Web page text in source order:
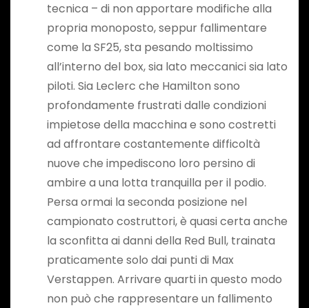
tecnica – di non apportare modifiche alla
propria monoposto, seppur fallimentare
come la SF25, sta pesando moltissimo
all’interno del box, sia lato meccanici sia lato
piloti. Sia Leclerc che Hamilton sono
profondamente frustrati dalle condizioni
impietose della macchina e sono costretti
ad affrontare costantemente difficoltà
nuove che impediscono loro persino di
ambire a una lotta tranquilla per il podio.
Persa ormai la seconda posizione nel
campionato costruttori, è quasi certa anche
la sconfitta ai danni della Red Bull, trainata
praticamente solo dai punti di Max
Verstappen. Arrivare quarti in questo modo
non può che rappresentare un fallimento